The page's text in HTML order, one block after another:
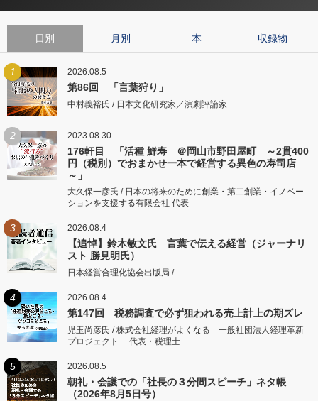
日別 月別 本 収録物
1 2026.08.5
第86回 「言葉狩り」
中村義裕氏 / 日本文化研究家／演劇評論家
2 2023.08.30
176軒目 「活種 鮮寿 ＠岡山市野田屋町 ～2貫400
円（税別）でおまかせ一本で経営する異色の寿司店
～」
大久保一彦氏 / 日本の将来のために創業・第二創業・イノベー
ションを支援する有限会社 代表
3 2026.08.4
【追悼】鈴木敏文氏 言葉で伝える経営（ジャーナリ
スト 勝見明氏）
日本経営合理化協会出版局 /
4 2026.08.4
第147回 税務調査で必ず狙われる売上計上の期ズレ
児玉尚彦氏 / 株式会社経理がよくなる 一般社団法人経理革新
プロジェクト 代表・税理士
5 2026.08.5
朝礼・会議での「社長の３分間スピーチ」ネタ帳
（2026年8月5日号）